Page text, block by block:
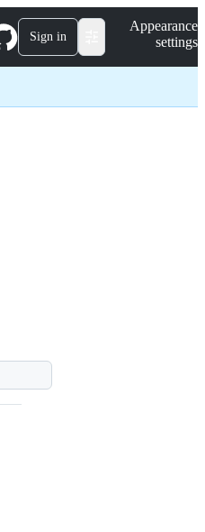
Sign in
Appearance
settings